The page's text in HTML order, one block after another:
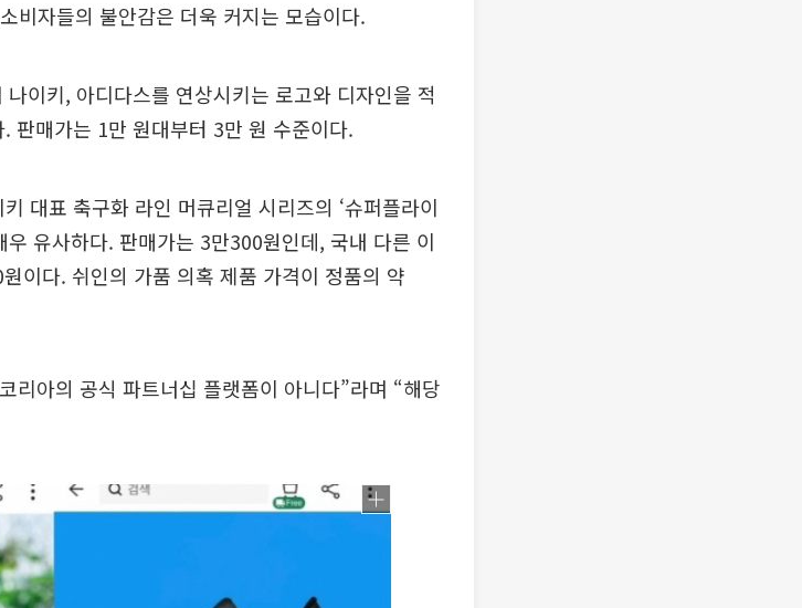
비자들의 불안감은 더욱 커지는 모습이다.
이키, 아디다스를 연상시키는 로고와 디자인을 적
판매가는 1만 원대부터 3만 원 수준이다.
대표 축구화 라인 머큐리얼 시리즈의 ‘슈퍼플라이
우 유사하다. 판매가는 3만300원인데, 국내 다른 이
이다. 쉬인의 가품 의혹 제품 가격이 정품의 약
리아의 공식 파트너십 플랫폼이 아니다”라며 “해당